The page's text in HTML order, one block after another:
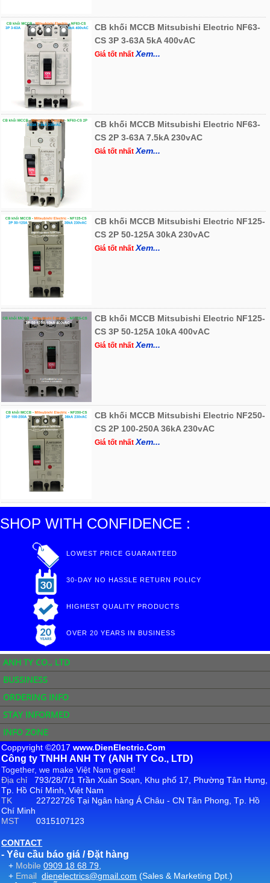
CB khối MCCB Mitsubishi Electric NF63-
CS 3P 3-63A 5kA 400vAC
Giá tốt nhấtXem...
CB khối MCCB Mitsubishi Electric NF63-
CS 2P 3-63A 7.5kA 230vAC
Giá tốt nhấtXem...
CB khối MCCB Mitsubishi Electric NF125-
CS 2P 50-125A 30kA 230vAC
Giá tốt nhấtXem...
CB khối MCCB Mitsubishi Electric NF125-
CS 3P 50-125A 10kA 400vAC
Giá tốt nhấtXem...
CB khối MCCB Mitsubishi Electric NF250-
CS 2P 100-250A 36kA 230vAC
Giá tốt nhấtXem...
SHOP WITH CONFIDENCE :
LOWEST PRICE GUARANTEED
30-DAY NO HASSLE RETURN POLICY
HIGHEST QUALITY PRODUCTS
OVER 20 YEARS IN BUSINESS
ANH TY CO., LTD
BUSSINESS
ORDERING INFO
STAY INFORMED
INFO ZONE
Coppyright ©2017www.DienElectric.Com
Công ty TNHH ANH TY (ANH TY Co., LTD)
Together, we make Việt Nam great!
Địa chỉ793/28/7/1 Trần Xuân Soạn, Khu phố 17, Phường Tân Hưng,
Tp. Hồ Chí Minh, Việt Nam
TK22722726 Tại Ngân hàng Á Châu - CN Tân Phong, Tp. Hồ
Chí Minh
MST0315107123
CONTACT
- Yêu cầu báo giá / Đặt hàng
+ Mobile 0909 18 68 79,
+ Email dienelectrics@gmail.com (Sales & Marketing Dpt.)